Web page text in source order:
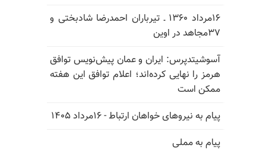
۱۶مرداد ۱۳۶۰ ـ تیرباران احمدرضا شادبختی و
۳۷مجاهد در اوین
آسوشیتدپرس: ایران و عمان پیش‌نویس توافق
هرمز را نهایی کرده‌اند؛ اعلام توافق این هفته
ممکن است
پیام به نیروهای خواهان ارتباط - ۱۶مرداد ۱۴۰۵
پیام به مملی